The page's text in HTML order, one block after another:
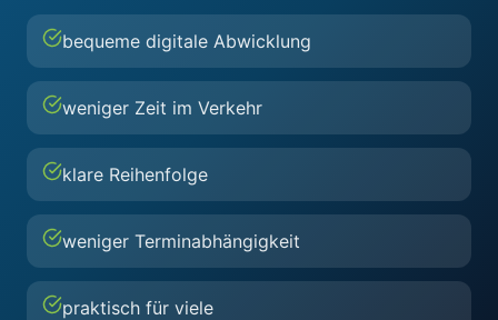
bequeme digitale Abwicklung
weniger Zeit im Verkehr
klare Reihenfolge
weniger Terminabhängigkeit
praktisch für viele